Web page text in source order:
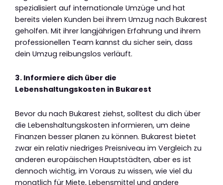
spezialisiert auf internationale Umzüge und hat
bereits vielen Kunden bei ihrem Umzug nach Bukarest
geholfen. Mit ihrer langjährigen Erfahrung und ihrem
professionellen Team kannst du sicher sein, dass
dein Umzug reibungslos verläuft.
3. Informiere dich über die
Lebenshaltungskosten in Bukarest
Bevor du nach Bukarest ziehst, solltest du dich über
die Lebenshaltungskosten informieren, um deine
Finanzen besser planen zu können. Bukarest bietet
zwar ein relativ niedriges Preisniveau im Vergleich zu
anderen europäischen Hauptstädten, aber es ist
dennoch wichtig, im Voraus zu wissen, wie viel du
monatlich für Miete, Lebensmittel und andere